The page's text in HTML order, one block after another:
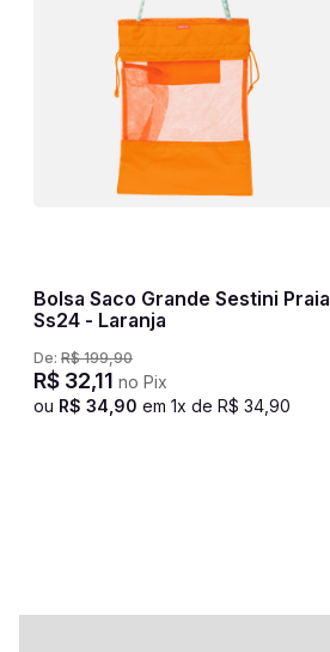
Bolsa Saco Grande Sestini Praia
Ss24 - Laranja
De: R$ 199,90
R$ 32,11 no Pix
ou R$ 34 90 em 1x de R$ 34, 90